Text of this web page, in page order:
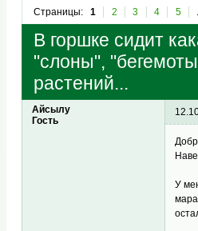
Страницы: 1 2 3 4 5
В горшке сидит
"слоны",
растений...
Айсылу
Гость
У